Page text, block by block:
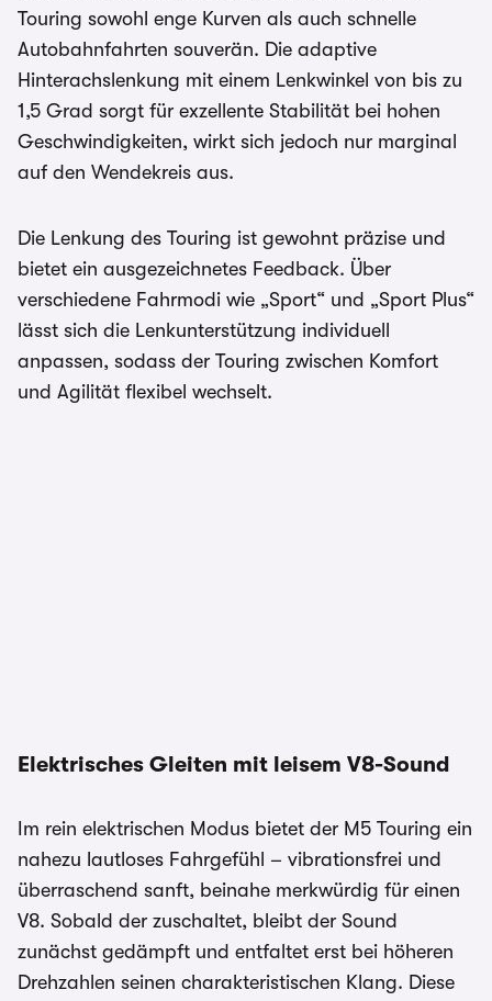
Touring sowohl enge Kurven als auch schnelle
Autobahnfahrten souverän. Die adaptive
Hinterachslenkung mit einem Lenkwinkel von bis zu
1,5 Grad sorgt für exzellente Stabilität bei hohen
Geschwindigkeiten, wirkt sich jedoch nur marginal
auf den Wendekreis aus.
Die Lenkung des Touring ist gewohnt präzise und
bietet ein ausgezeichnetes Feedback. Über
verschiedene Fahrmodi wie „Sport“ und „Sport Plus“
lässt sich die Lenkunterstützung individuell
anpassen, sodass der Touring zwischen Komfort
und Agilität flexibel wechselt.
Elektrisches Gleiten mit leisem V8-Sound
Im rein elektrischen Modus bietet der M5 Touring ein
nahezu lautloses Fahrgefühl – vibrationsfrei und
überraschend sanft, beinahe merkwürdig für einen
V8. Sobald der zuschaltet, bleibt der Sound
zunächst gedämpft und entfaltet erst bei höheren
Drehzahlen seinen charakteristischen Klang. Diese